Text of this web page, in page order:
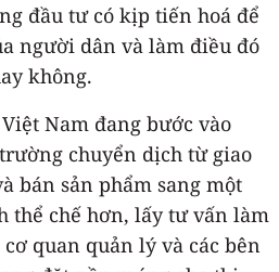
đầu tư có kịp tiến hoá để
người dân và làm điều đó
không.
Nam đang bước vào
chuyển dịch từ giao
bán sản phẩm sang một
thể chế hơn, lấy tư vấn làm
quan quản lý và các bên